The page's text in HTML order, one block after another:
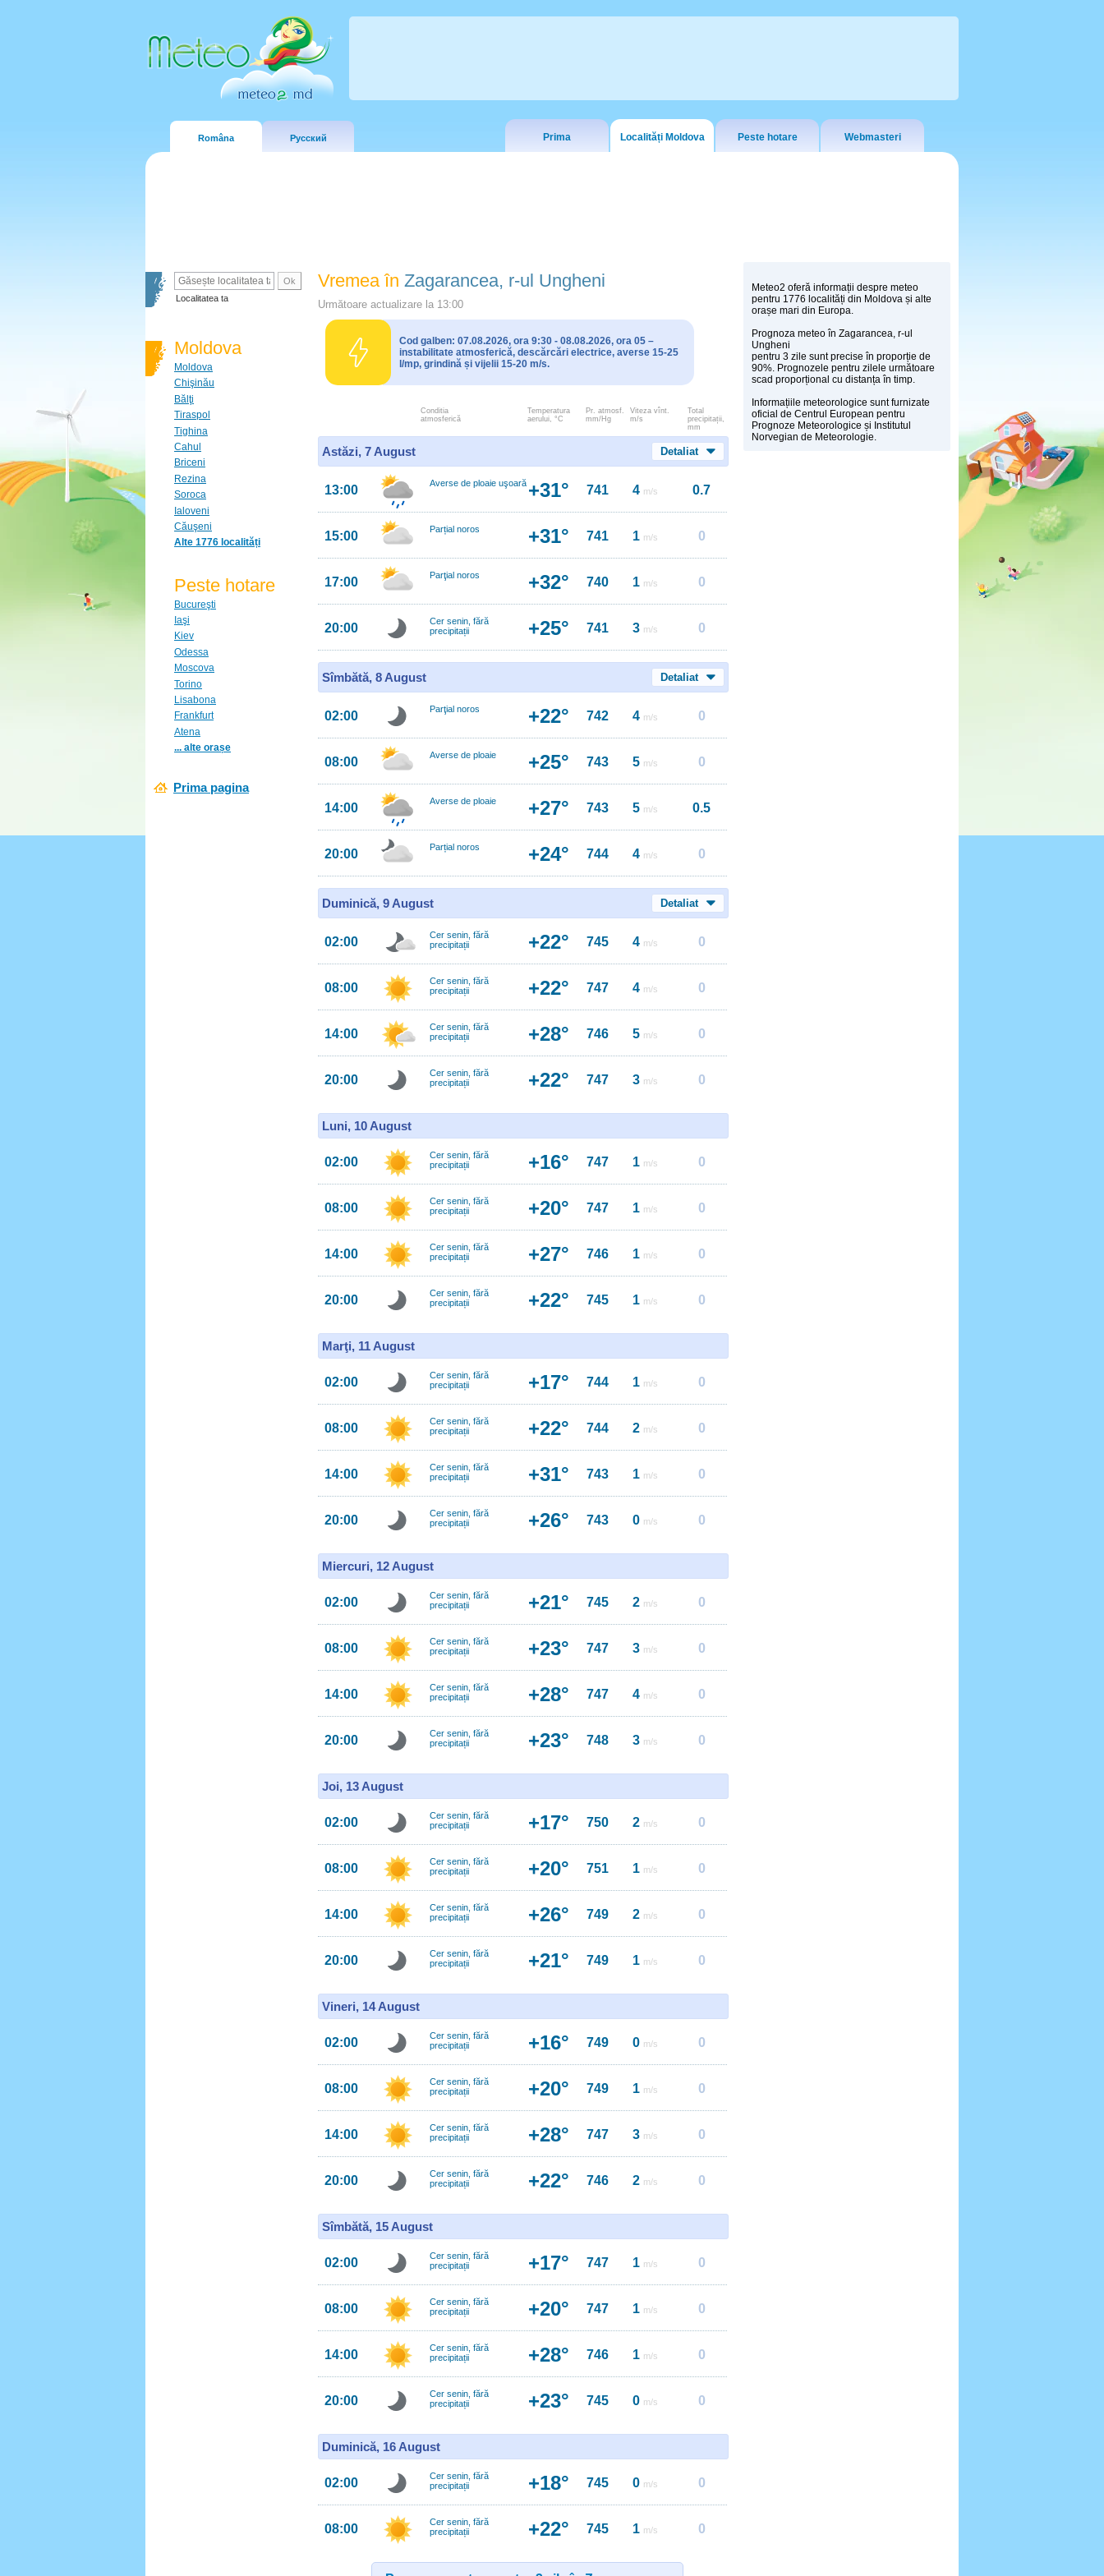
Româna Русский Prima Localități Moldova Peste hotare Webmasteri
Localitatea ta
Moldova
Moldova
Chişinău
Bălţi
Tiraspol
Tighina
Cahul
Briceni
Rezina
Soroca
Ialoveni
Căuşeni
Alte 1776 localități
Peste hotare
Bucureşti
Iaşi
Kiev
Odessa
Moscova
Torino
Lisabona
Frankfurt
Atena
... alte orașe
Prima pagina
Vremea în Zagarancea, r-ul Ungheni
Următoare actualizare la 13:00
Cod galben: 07.08.2026, ora 9:30 - 08.08.2026, ora 05 –
instabilitate atmosferică, descărcări electrice, averse 15-25
l/mp, grindină și vijelii 15-20 m/s.
Conditia
atmosferică
Temperatura
aerului, °C
Pr. atmosf.
mm/Hg
Viteza vînt.
m/s
Total
precipitații,
mm
Astăzi, 7 August Detaliat
13:00 Averse de ploaie uşoară +31° 741 4 m/s 0.7
15:00 Parțial noros +31° 741 1 m/s 0
17:00 Parţial noros +32° 740 1 m/s 0
20:00
Cer senin, fără
precipitații
+25° 741 3 m/s 0
Sîmbătă, 8 August Detaliat
02:00 Parţial noros +22° 742 4 m/s 0
08:00 Averse de ploaie +25° 743 5 m/s 0
14:00 Averse de ploaie +27° 743 5 m/s 0.5
20:00 Parțial noros +24° 744 4 m/s 0
Duminică, 9 August Detaliat
02:00
Cer senin, fără
precipitații
+22° 745 4 m/s 0
08:00
Cer senin, fără
precipitații
+22° 747 4 m/s 0
14:00
Cer senin, fără
precipitații
+28° 746 5 m/s 0
20:00
Cer senin, fără
precipitații
+22° 747 3 m/s 0
Luni, 10 August
02:00
Cer senin, fără
precipitații
+16° 747 1 m/s 0
08:00
Cer senin, fără
precipitații
+20° 747 1 m/s 0
14:00
Cer senin, fără
precipitații
+27° 746 1 m/s 0
20:00
Cer senin, fără
precipitații
+22° 745 1 m/s 0
Marţi, 11 August
02:00
Cer senin, fără
precipitații
+17° 744 1 m/s 0
08:00
Cer senin, fără
precipitații
+22° 744 2 m/s 0
14:00
Cer senin, fără
precipitații
+31° 743 1 m/s 0
20:00
Cer senin, fără
precipitații
+26° 743 0 m/s 0
Miercuri, 12 August
02:00
Cer senin, fără
precipitații
+21° 745 2 m/s 0
08:00
Cer senin, fără
precipitații
+23° 747 3 m/s 0
14:00
Cer senin, fără
precipitații
+28° 747 4 m/s 0
20:00
Cer senin, fără
precipitații
+23° 748 3 m/s 0
Joi, 13 August
02:00
Cer senin, fără
precipitații
+17° 750 2 m/s 0
08:00
Cer senin, fără
precipitații
+20° 751 1 m/s 0
14:00
Cer senin, fără
precipitații
+26° 749 2 m/s 0
20:00
Cer senin, fără
precipitații
+21° 749 1 m/s 0
Vineri, 14 August
02:00
Cer senin, fără
precipitații
+16° 749 0 m/s 0
08:00
Cer senin, fără
precipitații
+20° 749 1 m/s 0
14:00
Cer senin, fără
precipitații
+28° 747 3 m/s 0
20:00
Cer senin, fără
precipitații
+22° 746 2 m/s 0
Sîmbătă, 15 August
02:00
Cer senin, fără
precipitații
+17° 747 1 m/s 0
08:00
Cer senin, fără
precipitații
+20° 747 1 m/s 0
14:00
Cer senin, fără
precipitații
+28° 746 1 m/s 0
20:00
Cer senin, fără
precipitații
+23° 745 0 m/s 0
Duminică, 16 August
02:00
Cer senin, fără
precipitații
+18° 745 0 m/s 0
08:00
Cer senin, fără
precipitații
+22° 745 1 m/s 0
Meteo2 oferă informații despre meteo
pentru 1776 localități din Moldova și alte
orașe mari din Europa.
Prognoza meteo în Zagarancea, r-ul
Ungheni
pentru 3 zile sunt precise în proporție de
90%. Prognozele pentru zilele următoare
scad proporțional cu distanța în timp.
Informațiile meteorologice sunt furnizate
oficial de Centrul European pentru
Prognoze Meteorologice și Institutul
Norvegian de Meteorologie.